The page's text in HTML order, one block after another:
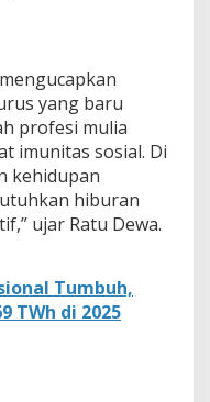
yang baru
profesi mulia
imunitas sosial. Di
kehidupan
hiburan
ujar Ratu Dewa.
Tumbuh,
TWh di 2025